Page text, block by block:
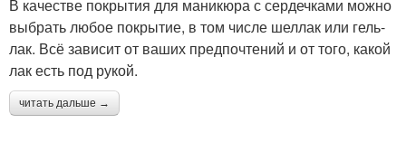
В качестве покрытия для маникюра с сердечками можно
выбрать любое покрытие, в том числе шеллак или гель-
лак. Всё зависит от ваших предпочтений и от того, какой
лак есть под рукой.
читать дальше →